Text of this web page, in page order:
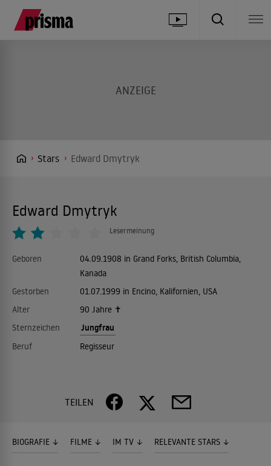
Stars Edward Dmytryk
Edward Dmytryk
Lesermeinung
Geboren
04.09.1908 in Grand Forks, British Columbia,
Kanada
Gestorben
01.07.1999 in Encino, Kalifornien, USA
Alter
90 Jahre ✝
Sternzeichen
Jungfrau
Beruf Regisseur
TEILEN
BIOGRAFIE FILME IM TV RELEVANTE STARS